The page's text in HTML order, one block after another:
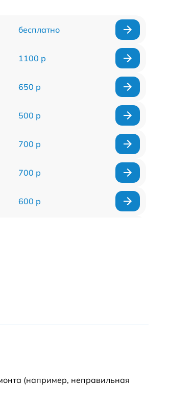
бесплатно
1100 р
650 р
500 р
700 р
700 р
600 р
(например, неправильная